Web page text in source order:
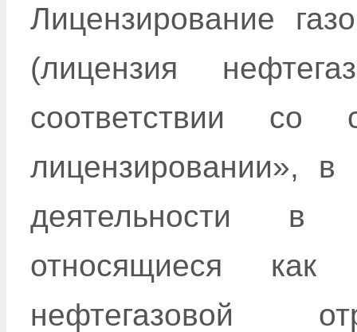
Лицензирование
(лицензия
соответствии
лицензировании»,
деятельности в
относящиеся
нефтегазовой